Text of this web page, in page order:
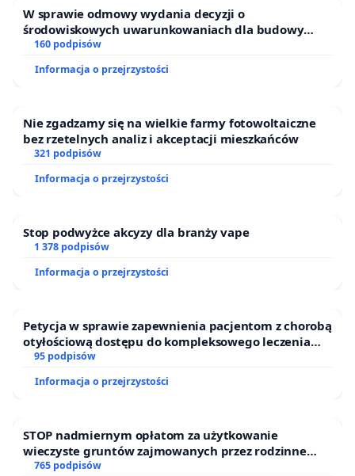
W sprawie odmowy wydania decyzji o
środowiskowych uwarunkowaniach dla budowy
zakładu wytwarzania biometanu „Krynki” w
Ostrowiu Południowym oraz ochrony mieszkańców i
Puszczy Knyszyńskiej
160 podpisów
Informacja o przejrzystości
Nie zgadzamy się na wielkie farmy fotowoltaiczne
bez rzetelnych analiz i akceptacji mieszkańców
321 podpisów
Informacja o przejrzystości
Stop podwyżce akcyzy dla branży vape
1 378 podpisów
Informacja o przejrzystości
Petycja w sprawie zapewnienia pacjentom z chorobą
otyłościową dostępu do kompleksowego leczenia
oraz programów profilaktycznych.
95 podpisów
Informacja o przejrzystości
STOP nadmiernym opłatom za użytkowanie
wieczyste gruntów zajmowanych przez rodzinne
ogrody działkowe.
765 podpisów